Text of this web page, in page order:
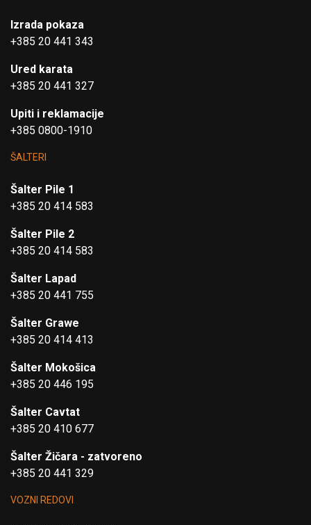
Izrada pokaza
+385 20 441 343
Ured karata
+385 20 441 327
Upiti i reklamacije
+385 0800-1910
ŠALTERI
Šalter Pile 1
+385 20 414 583
Šalter Pile 2
+385 20 414 583
Šalter Lapad
+385 20 441 755
Šalter Grawe
+385 20 414 413
Šalter Mokošica
+385 20 446 195
Šalter Cavtat
+385 20 410 677
Šalter Žičara - zatvoreno
+385 20 441 329
VOZNI REDOVI